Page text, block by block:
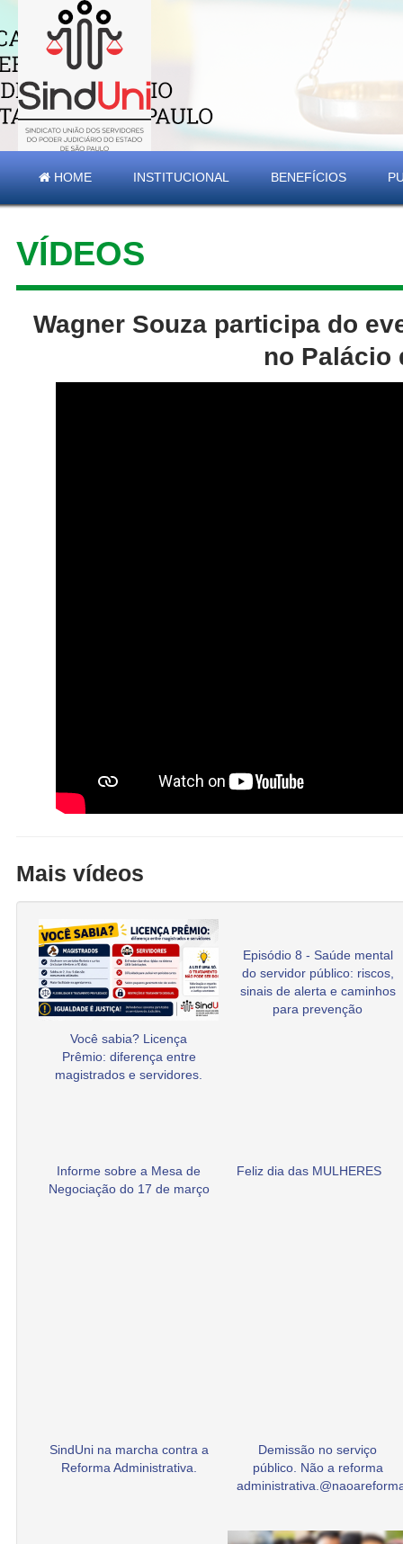
HOME INSTITUCIONAL BENEFÍCIOS
VÍDEOS
Wagner Souza participa do
no Palácio
Mais vídeos
Você sabia? Licença
Prêmio: diferença entre
magistrados e servidores.
Episódio 8 - Saúde mental
do servidor público: riscos,
sinais de alerta e caminhos
para prevenção
Informe sobre a Mesa de
Negociação do 17 de março
Feliz dia das MULHERES
SindUni na marcha contra a
Reforma Administrativa.
Demissão no serviço
público. Não a reforma